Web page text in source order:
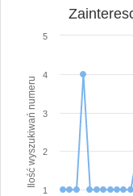
Ilość wyszukiwań numeru
1
2
3
4
5